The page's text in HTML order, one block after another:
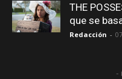
THE
que se
Redacción -
-